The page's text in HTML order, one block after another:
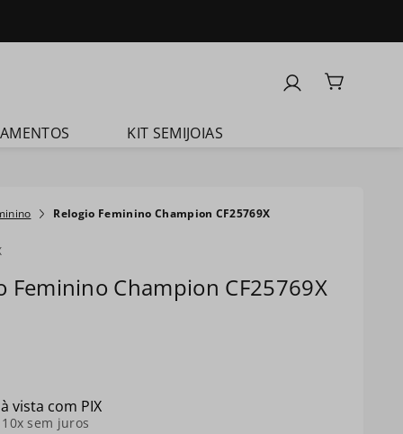
KIT SEMIJOIAS
Relogio Feminino Champion CF25769X
Feminino Champion CF25769X
vista com PIX
10x sem juros